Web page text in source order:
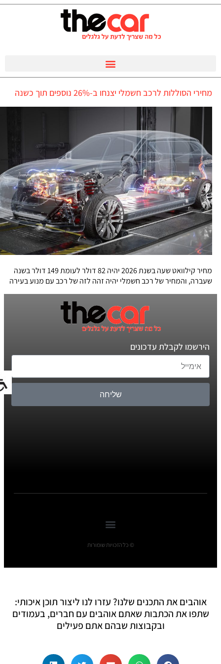
מחירי הסוללות לרכב חשמלי יצנחו ב-26% נוספים תוך כשנה
מחיר קילוואט שעה בשנת 2026 יהיה 82 דולר לעומת 149 דולר בשנה
שעברה, והמחיר של רכב חשמלי יהיה זהה לזה של רכב עם מנוע בעירה
הירשמו לקבלת עדכונים
שליחה
© כל הזכויות שומורות
אוהבים את התכנים שלנו? עזרו לנו ליצור תוכן איכותי:
שתפו את הכתבות שאתם אוהבים עם חברים, בעמודים
ובקבוצות שבהם אתם פעילים